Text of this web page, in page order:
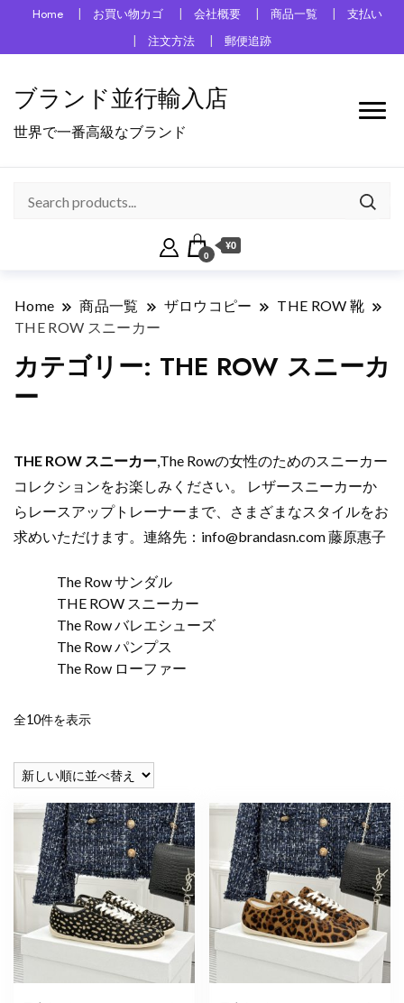
Home お買い物カゴ 会社概要 商品一覧
支払い
注文方法
郵便追跡
ブランド並行輸入店
世界で一番高級なブランド
0
¥0
Home 商品一覧 ザロウコピー
THE ROW 靴
THE ROW スニーカー
カテゴリー: THE ROW スニーカ
ー
THE ROW スニーカー,The Rowの女性のためのスニーカー
コレクションをお楽しみください。 レザースニーカーか
らレースアップトレーナーまで、さまざまなスタイルをお
求めいただけます。連絡先： info@brandasn.com藤原惠子
The Row サンダル
THE ROW スニーカー
The Row バレエシューズ
The Row パンプス
The Row ローファー
全10件を表示新
い
順